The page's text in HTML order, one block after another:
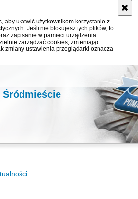
aby ułatwić użytkownikom korzystanie z
Jeśli nie blokujesz tych plików, to
zapisanie w pamięci urządzenia.
zarządzać cookies, zmieniając
zmiany ustawienia przeglądarki oznacza
Śródmieście